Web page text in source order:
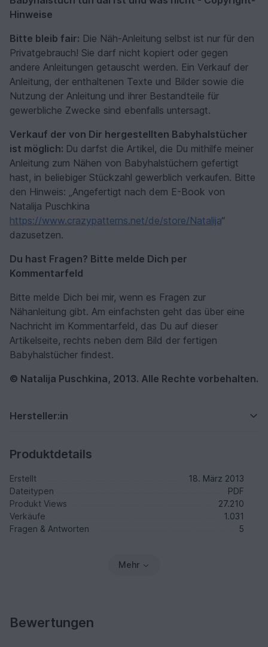
Hinweise
Bitte bleib fair: Die Näh-Anleitung selbst ist nur für den
Privatgebrauch! Sie darf nicht kopiert oder gegen
andere Anleitungen getauscht werden. Ein Verkauf der
Anleitung, der enthaltenen Texte und Bilder sowie die
Nutzung der Anleitung und ihrer Bestandteile für
gewerbliche Zwecke sind ebenfalls untersagt.
Verkauf der von Dir hergestellten Babyhalstücher
ist möglich: Du darfst die Artikel, die Du mithilfe meiner
Anleitung zum Nähen von Babyhalstüchern gefertigt
hast, in beliebiger Stückzahl gewerblich verkaufen. Bitte
den Hinweis: „Angefertigt nach dem E-Book von
Natalija Puschkina
https://www.crazypatterns.net/de/store/Natalija“
dazusetzen.
Du hast Fragen? Bitte melde Dich per
Kommentarfeld
Bitte melde Dich bei mir, wenn es Fragen zur
Nähanleitung gibt. Am einfachsten geht das über eine
Nachricht im Kommentarfeld, das Du auf dieser
Artikelseite, rechts neben dem Bild der fertigen
Babyhalstücher findest.
© Natalija Puschkina, 2013. Alle Rechte vorbehalten.
Hersteller:in
Produktdetails
Erstellt
18. März 2013
Dateitypen
PDF
Produkt Views
27.210
Verkäufe
1.031
Fragen & Antworten
5
Mehr
Bewertungen